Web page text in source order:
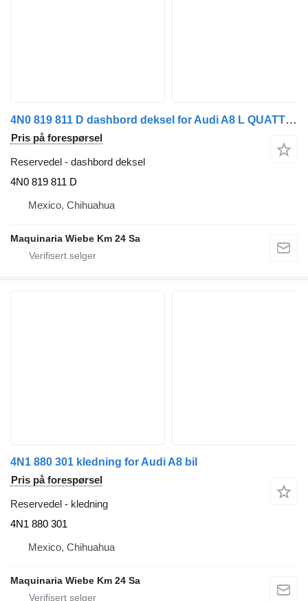
4N0 819 811 D dashbord deksel for Audi A8 L QUATTRO 55 TFSI
Pris på forespørsel
Reservedel - dashbord deksel
4N0 819 811 D
Mexico, Chihuahua
Maquinaria Wiebe Km 24 Sa
4N1 880 301 kledning for Audi A8 bil
Pris på forespørsel
Reservedel - kledning
4N1 880 301
Mexico, Chihuahua
Maquinaria Wiebe Km 24 Sa